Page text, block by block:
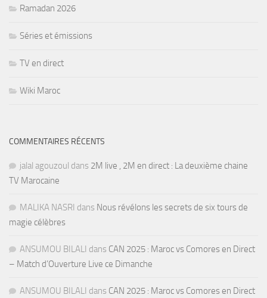
Ramadan 2026
Séries et émissions
TV en direct
Wiki Maroc
COMMENTAIRES RÉCENTS
jalal agouzoul dans 2M live , 2M en direct : La deuxième chaine
TV Marocaine
MALIKA NASRI dans Nous révélons les secrets de six tours de
magie célèbres
ANSUMOU BILALI dans CAN 2025 : Maroc vs Comores en Direct
– Match d’Ouverture Live ce Dimanche
ANSUMOU BILALI dans CAN 2025 : Maroc vs Comores en Direct